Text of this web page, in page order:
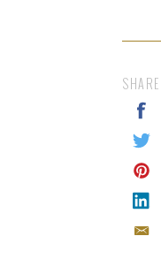
SHARE